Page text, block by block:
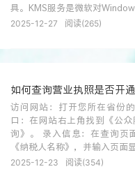
具。KMS服务是微软对
2025-12-27 阅读(265)
如何查询营业执照是否开
访问网站：打开您所在省份
口：在网站右上角找到《公
询》。 录入信息：在查询页
《纳税人名称》，并输入页面
2025-12-23 阅读(354)